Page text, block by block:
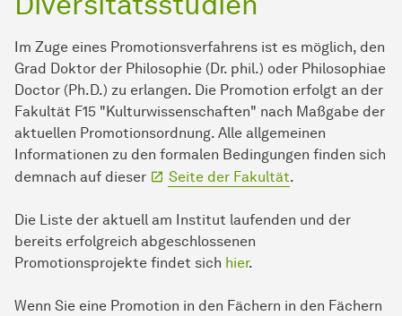
Im Zuge eines Promotionsverfahrens ist es möglich, den
Grad Doktor der Philosophie (Dr. phil.) oder Philosophiae
Doctor (Ph.D.) zu erlangen. Die Promotion erfolgt an der
Fakultät F15 "Kulturwissenschaften" nach Maßgabe der
aktuellen Promotionsordnung. Alle allgemeinen
Informationen zu den formalen Bedingungen finden sich
demnach auf dieser
Seite der Fakultät.
Die Liste der aktuell am Institut laufenden und der
bereits erfolgreich abgeschlossenen
Promotionsprojekte findet sich hier.
Wenn Sie eine Promotion in den Fächern in den Fächern